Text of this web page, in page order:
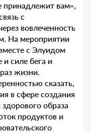
вам»,
с
вовлеченность
На мероприятии
с Элуидом
и силе бега и
жизни.
сказать,
в сфере создания
образа
продуктов и